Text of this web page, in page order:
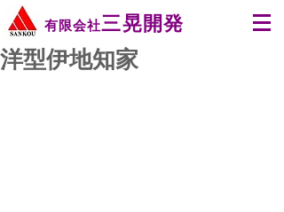
有限会社三晃開発
洋型伊地知家